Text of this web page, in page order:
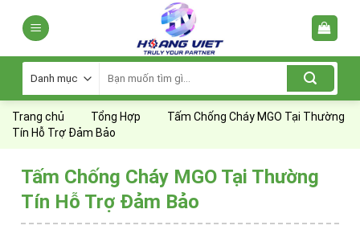
kiếm:
Trang chủ Tổng Hợp
Tấm Chống Cháy MGO Tại Thường
Tín Hỗ Trợ Đảm Bảo
Tấm Chống Cháy MGO Tại Thường
Tín Hỗ Trợ Đảm Bảo